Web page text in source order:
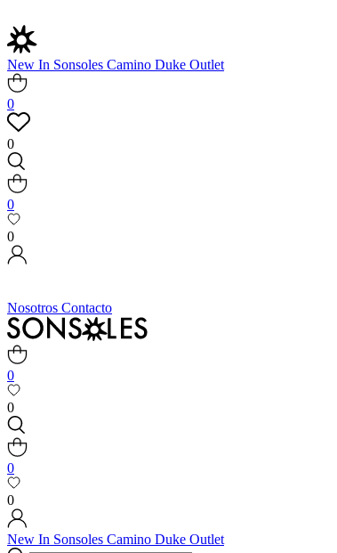
New In Sonsoles Camino Duke Outlet
0
0
0
0
Nosotros Contacto
0
0
0
0
New In Sonsoles Camino Duke Outlet